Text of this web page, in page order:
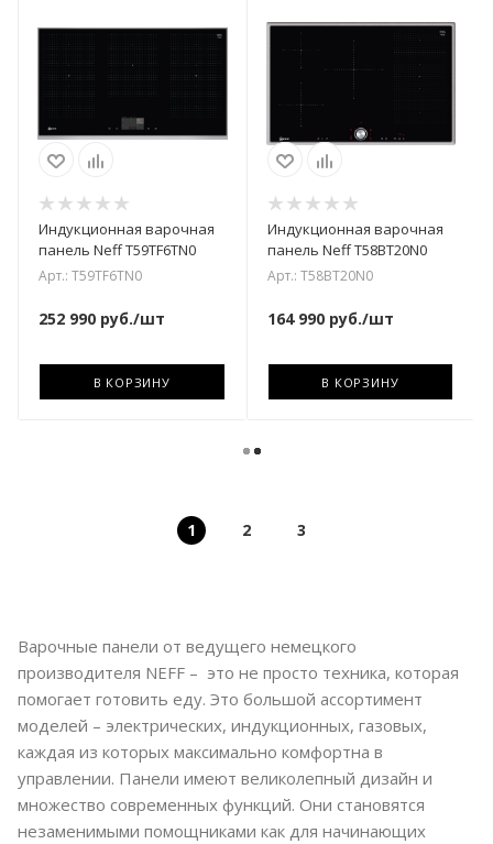
Индукционная варочная
панель Neff T59TF6TN0
Арт.: T59TF6TN0
252 990 руб./шт
В КОРЗИНУ
Индукционная варочная
панель Neff T58BT20N0
Арт.: T58BT20N0
164 990руб./шт
В КОРЗИНУ
1 2 3
Варочные панели от ведущего немецкого
производителя NEFF – это не просто техника, которая
помогает готовить еду. Это большой ассортимент
моделей – электрических, индукционных, газовых,
каждая из которых максимально комфортна в
управлении. Панели имеют великолепный дизайн и
множество современных функций. Они становятся
незаменимыми помощниками как для начинающих